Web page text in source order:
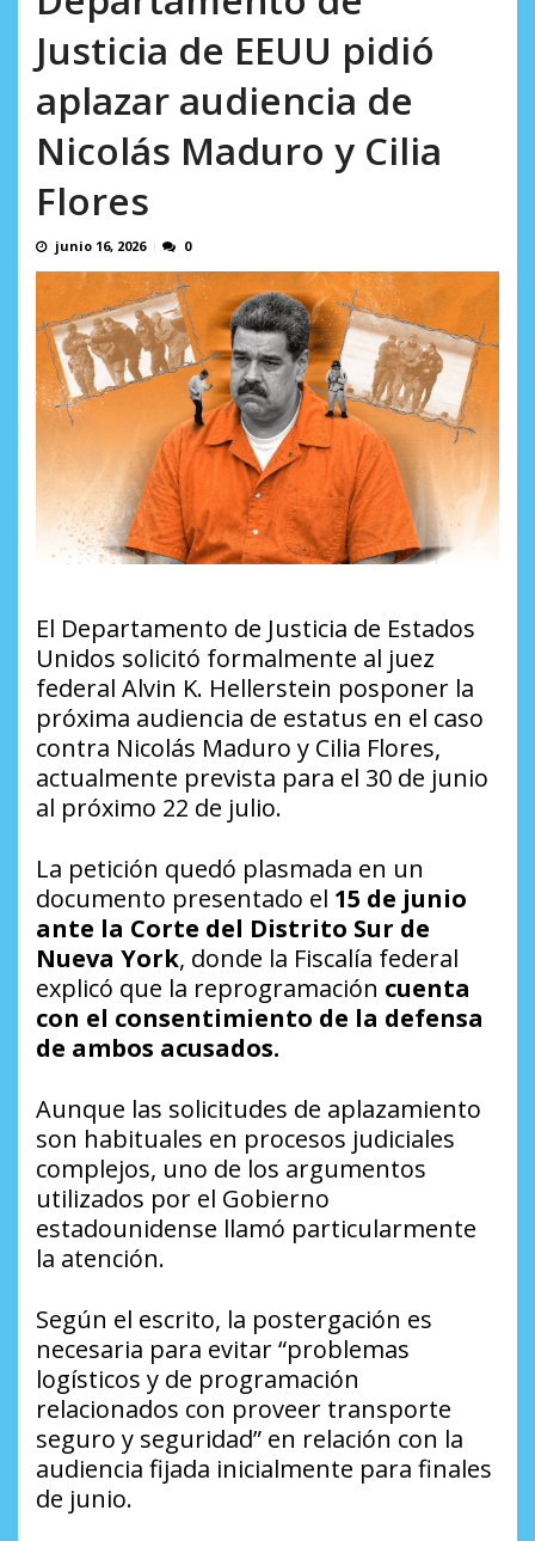
Justicia de EEUU pidió
aplazar audiencia de
Nicolás Maduro y Cilia
Flores
junio 16, 2026 0
El Departamento de Justicia de Estados
Unidos solicitó formalmente al juez
federal Alvin K. Hellerstein posponer la
próxima audiencia de estatus en el caso
contra Nicolás Maduro y Cilia Flores,
actualmente prevista para el 30 de junio
al próximo 22 de julio.
La petición quedó plasmada en un
documento presentado el 15 de junio
ante la Corte del Distrito Sur de
Nueva York, donde la Fiscalía federal
explicó que la reprogramación cuenta
con el consentimiento de la defensa
de ambos acusados.
Aunque las solicitudes de aplazamiento
son habituales en procesos judiciales
complejos, uno de los argumentos
utilizados por el Gobierno
estadounidense llamó particularmente
la atención.
Según el escrito, la postergación es
necesaria para evitar “problemas
logísticos y de programación
relacionados con proveer transporte
seguro y seguridad” en relación con la
audiencia fijada inicialmente para finales
de junio.